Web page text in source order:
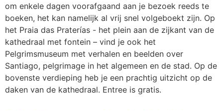
om enkele dagen voorafgaand aan je bezoek reeds te
boeken, het kan namelijk al vrij snel volgeboekt zijn. Op
het Praia das Praterías - het plein aan de zijkant van de
kathedraal met fontein – vind je ook het
Pelgrimsmuseum met verhalen en beelden over
Santiago, pelgrimage in het algemeen en de stad. Op de
bovenste verdieping heb je een prachtig uitzicht op de
daken van de kathedraal. Entree is gratis.